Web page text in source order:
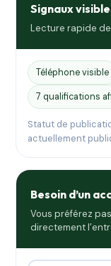
Signaux
Lecture rapide
Téléphone visible
7 qualifications
Statut de
actuellement
Besoin d’un
Vous préférez
directement